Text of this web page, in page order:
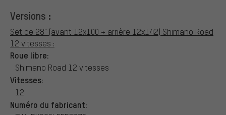
Versions :
Set de 28" (avant 12x100 + arrière 12x142) Shimano Road
12 vitesses :
Roue libre:
Shimano Road 12 vitesses
Vitesses:
12
Numéro du fabricant: